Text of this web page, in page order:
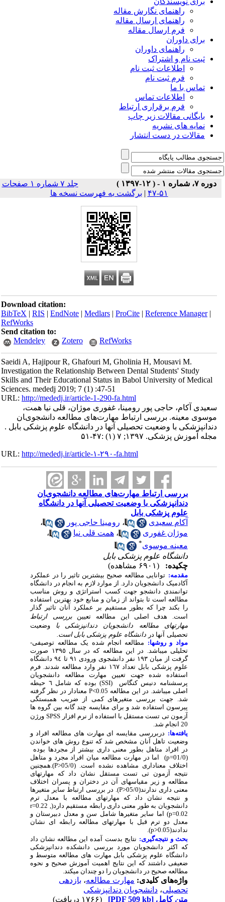
راهنمای نگارش مقاله
راهنمای ارسال مقاله
فرم ارسال مقاله
برای داوران
راهنمای داوران
ثبت نام و اشتراک
اطلاعات ثبت نام
فرم ثبت نام
تماس با ما
اطلاعات تماس
فرم برقراری ارتباط
بایگانی مقالات زیر چاپ
نمایه های نشریه
مقالات در دست انتشار
دوره ۷، شماره ۱ - ( ۱۲-۱۳۹۷ )
جلد ۷ شماره ۱ صفحات
۵۱-۴۷
|برگشت به فهرست نسخه ها
Download citation:
BibTeX|RIS|EndNote|Medlars|ProCite|Reference Manager
RefWorks
Send citation to:
Mendeley
Zotero RefWorks
Saeidi A, Hajipour R, Ghafouri M, Gholinia H, Mousavi M.
Investigation the Relationship Between Dental Students' Study
Skills and Their Educational Status in Babol University of Medical
Sciences. mededj 2019; 7 (1) :47-51
URL:http://mededj.ir/article-1-290-fa.html
سعیدی آکام، حاجی پور رومینا، غفوری موژان، قلی نیا همت،
موسوی معینه. ﺑﺮرﺳﯽ ارﺗﺒﺎط ﻣﻬﺎرتﻫﺎی ﻣﻄﺎﻟﻌﻪ داﻧﺸﺠﻮیﺎن
دﻧﺪاﻧﭙﺰﺷﮑﯽ ﺑﺎ وﺿﻌﯿﺖ ﺗﺤﺼﯿﻠﯽ آنها در داﻧﺸﮕﺎه ﻋﻠﻮم ﭘﺰﺷﮑﯽ بابل .
مجله آموزش پزشکی. ۱۳۹۷; ۷ (۱) :۴۷-۵۱
URL:http://mededj.ir/article-۱-۲۹۰-fa.html
ﺑﺮرﺳﯽ ارﺗﺒﺎط ﻣﻬﺎرتﻫﺎی ﻣﻄﺎﻟﻌﻪ داﻧﺸﺠﻮیﺎن
دﻧﺪاﻧﭙﺰﺷﮑﯽ ﺑﺎ وﺿﻌﯿﺖ ﺗﺤﺼﯿﻠﯽ آنها در داﻧﺸﮕﺎه
ﻋﻠﻮم ﭘﺰﺷﮑﯽ بابل
آکام سعیدی
،رومینا حاجی پور
،
موژان غفوری
،همت قلی نیا
،
معینه موسوی
دانشگاه علوم پزشکی بابل
چکیده:
مقدمه: توانایی مطالعه صحیح بیشترین تاثیر را در عملکرد
آکادمیک دانشجویان دارد. از موارد لازم به انجام در دانشگاه
توانمندی دانشجو جهت کسب استراتژی و روش مناسب
مطالعه است تا بتواند از زمان و منابع خود بهترین استفاده
را بکند چرا که بطور مستقیم بر عملکرد آنان تاثیر گذار
است.هدف اصلی این مطالعه تعیینبررسی
ارتباط
مهارتهای
مطالعه دانشجویان دندانپزشکی باوضعیت
تحصیلی آنها در دانشگاه علوم پزشکی بابل است.
مواد و روشها:مطالعه انجام شده یک مطالعه توصیفی-
تحلیلی میباشد. در این مطالعه که در سال ١٣٩٥ صورت
گرفت از میان ١٩٣ نفر دانشجوی ورودی ٩١ تا ٩٤ دانشگاه
علوم پزشکی بابل تعداد ١٦٧ نفر وارد مطالعه شدند. فرم
استفاده شده جهت تعیین مهارت مطالعه دانشجویان
پرسشنامه دنیس کنگاس (SSI)
بوده که شامل ٦ حیطه
اصلی میباشد. در این مطالعه 0.05>
Pمعنادار در نظر گرفته
شد. جهت بررسی متغیرهای کمی از ضریب همبستگی
پیرسون استفاده شد و برای مقایسه چند گانه بین گروه ها
آزمون تی تست مستقل با استفاده از نرم افزار SPSS ورژن
20 انجام شد.
یافته‌ها: دربررسی مقایسه ای مهارت های مطالعه افراد و
وضعیت تاهل آنان مشخص شد که تنوع روش های خواندن
در افراد متاهل بطور معنی داری بیشتر از مجردها بوده
p
)اما در مهارت مطالعه میان افراد مجرد و متاهل
اختلاف معناداری مشاهده نشده است.(05/0<
P
).همچنین
نتیجه آزمون تی تست مستقل نشان داد که مهارتهای
مطالعه و زیر مقیاسهای آن در دختران و پسران اختلاف
معنی داری ندارند(05/0<
P). در بررسی ارتباط سایر متغیرها
و نتیجه نشان داد که مهارتهای مطالعه با معدل ترم
دانشجویان به طور معنی داری رابطه مستقیم دارد( r=0.22 ,
p=0.02) اما سایر متغیرها شامل سن و معدل دبیرستان و
معدل دو ترم قبل با مهارتهای مطالعه رابطه ای نشان
ندادند(p>0.05
).
بحث و نتیجه‌گیری: نتایج بدست آمده این مطالعه نشان داد
که اکثر دانشجویان مورد بررسی دانشکده دندانپزشکی
دانشگاه علوم پزشکی بابل مهارت های مطالعه متوسط و
ضعیفی داشتند که این نتایج اهمیت آموزش صحیح و نحوه
مطالعه صحیح در دانشجویان را دو چندان میکند.
واژه‌های کلیدی:مهارت مطالعه،بازدهی
تحصیلی،دانشجویان دندانپزشکی
متن کامل[PDF 509 kb]